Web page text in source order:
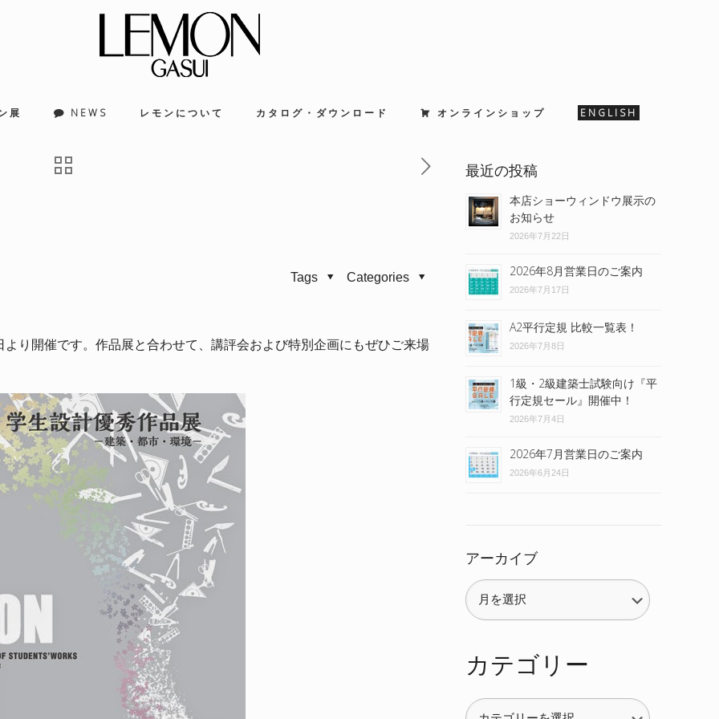
展 NEWS レモンについて カタログ・ダウンロード オンラインショップ ENGLISH
Categories
Tags
り開催です。作品展と合わせて、講評会および特別企画にもぜひご来場
最近の投稿
本店ショーウィンドウ展示の
お知らせ
2026年7月22日
2026年8月営業日のご案内
2026年7月17日
A2平行定規 比較一覧表！
2026年7月8日
1級・2級建築士試験向け『平
行定規セール』開催中！
2026年7月4日
2026年7月営業日のご案内
2026年6月24日
アーカイブ
カテゴリー
カ